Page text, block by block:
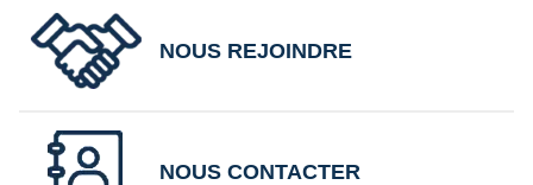
NOUS REJOINDRE
NOUS CONTACTER